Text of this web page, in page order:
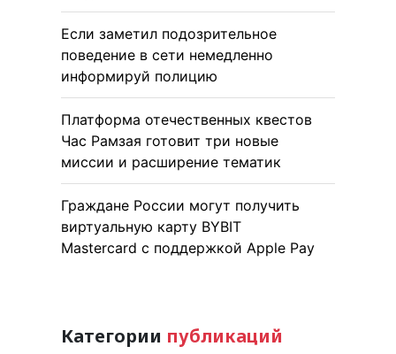
Если заметил подозрительное
поведение в сети немедленно
информируй полицию
Платформа отечественных квестов
Час Рамзая готовит три новые
миссии и расширение тематик
Граждане России могут получить
виртуальную карту BYBIT
Mastercard с поддержкой Apple Pay
Категории публикаций